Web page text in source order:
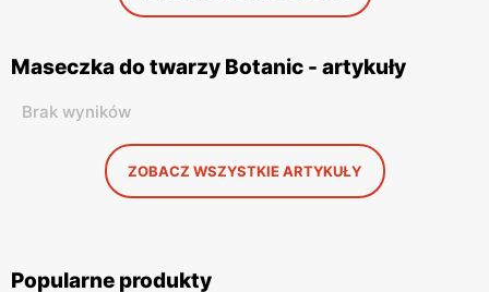
Maseczka do twarzy Botanic - artykuły
Brak wyników
ZOBACZ WSZYSTKIE ARTYKUŁY
Popularne produkty